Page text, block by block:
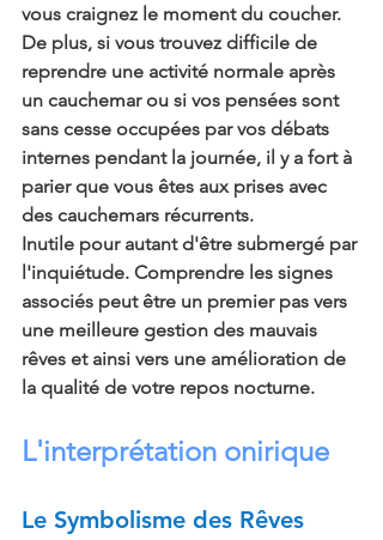
vous craignez le moment du coucher.
De plus, si vous trouvez difficile de
reprendre une activité normale après
un cauchemar ou si vos pensées sont
sans cesse occupées par vos débats
internes pendant la journée, il y a fort à
parier que vous êtes aux prises avec
des cauchemars récurrents.
Inutile pour autant d'être submergé par
l'inquiétude. Comprendre les signes
associés peut être un premier pas vers
une meilleure gestion des mauvais
rêves et ainsi vers une amélioration de
la qualité de votre repos nocturne.
L'interprétation onirique
Le Symbolisme des Rêves